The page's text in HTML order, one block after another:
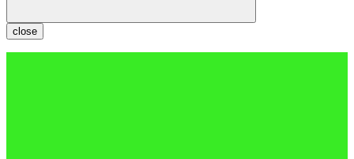
close